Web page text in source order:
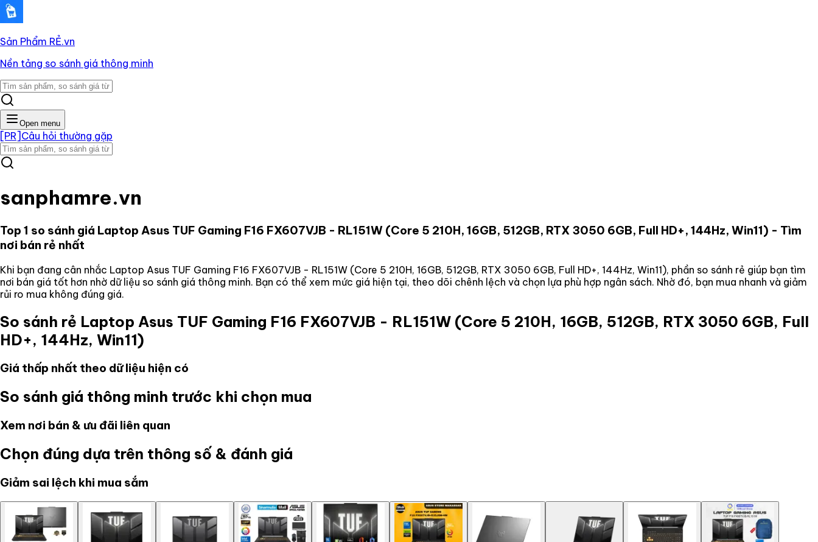
Sản Phẩm RẺ.vn
Nền tảng so sánh giá thông minh
Open menu
[PR] Câu hỏi thường gặp
sanphamre.vn
Top 1 so sánh giá Laptop Asus TUF Gaming F16 FX607VJB - RL151W (Core 5 210H, 16GB, 512GB, RTX 3050 6GB, Full HD+, 144Hz, Win11) - Tìm
nơi bán rẻ nhất
Khi bạn đang cân nhắc Laptop Asus TUF Gaming F16 FX607VJB - RL151W (Core 5 210H, 16GB, 512GB, RTX 3050 6GB, Full HD+, 144Hz, Win11), phần so sánh rẻ giúp bạn tìm
nơi bán giá tốt hơn nhờ dữ liệu so sánh giá thông minh. Bạn có thể xem mức giá hiện tại, theo dõi chênh lệch và chọn lựa phù hợp ngân sách. Nhờ đó, bạn mua nhanh và giảm
rủi ro mua không đúng giá.
So sánh rẻ Laptop Asus TUF Gaming F16 FX607VJB - RL151W (Core 5 210H, 16GB, 512GB, RTX 3050 6GB, Full
HD+, 144Hz, Win11)
Giá thấp nhất theo dữ liệu hiện có
So sánh giá thông minh trước khi chọn mua
Xem nơi bán & ưu đãi liên quan
Chọn đúng dựa trên thông số & đánh giá
Giảm sai lệch khi mua sắm